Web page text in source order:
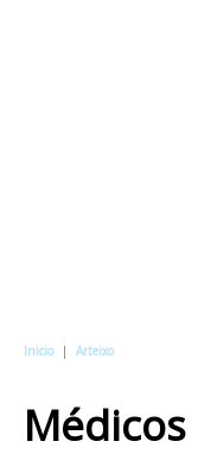
Inicio | Arteixo
Médicos